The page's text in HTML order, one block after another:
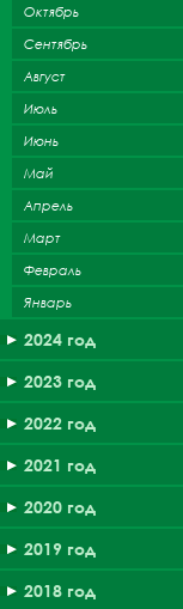
Октябрь
Сентябрь
Август
Июль
Июнь
Май
Апрель
Март
Февраль
Январь
2024 год
2023 год
2022 год
2021 год
2020 год
2019 год
2018 год